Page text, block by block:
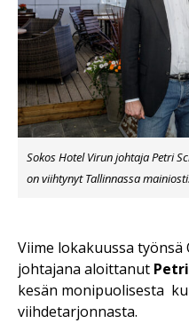
Sokos Hotel Virun johtaja Petri
on viihtynyt Tallinnassa mainiosti.
Viime lokakuussa työnsä
johtajana aloittanut
kesän monipuolisesta
viihdetarjonnasta.